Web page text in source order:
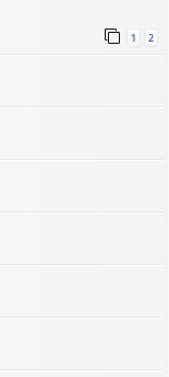
1 2